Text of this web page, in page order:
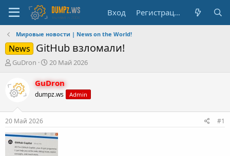
Вход Регистрация
Мировые новости | News on the World!
News GitHub взломали!
А
о
р
е
м
ы
GuDron
Д
т
а
н
л
20 Май 2026
GuDron
dumpz.ws Admin
20 Май 2026 #1